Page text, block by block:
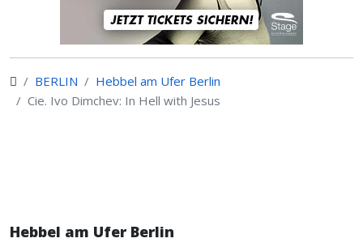
BERLIN
Hebbel am Ufer Berlin
Cie. Ivo Dimchev: In Hell with Jesus
Hebbel am Ufer Berlin